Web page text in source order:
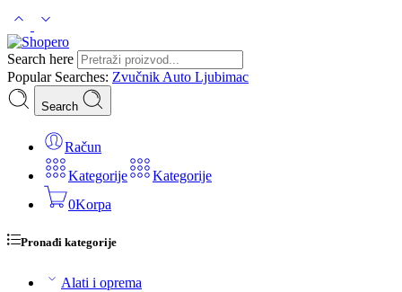
Search here
Popular Searches: Zvučnik Auto Ljubimac
Search
Račun
Kategorije
Kategorije
0Korpa
Pronađi kategorije
Alati i oprema